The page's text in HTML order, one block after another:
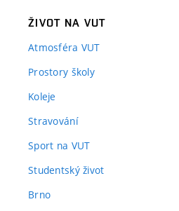
ŽIVOT NA VUT
Atmosféra VUT
Prostory školy
Koleje
Stravování
Sport na VUT
Studentský život
Brno